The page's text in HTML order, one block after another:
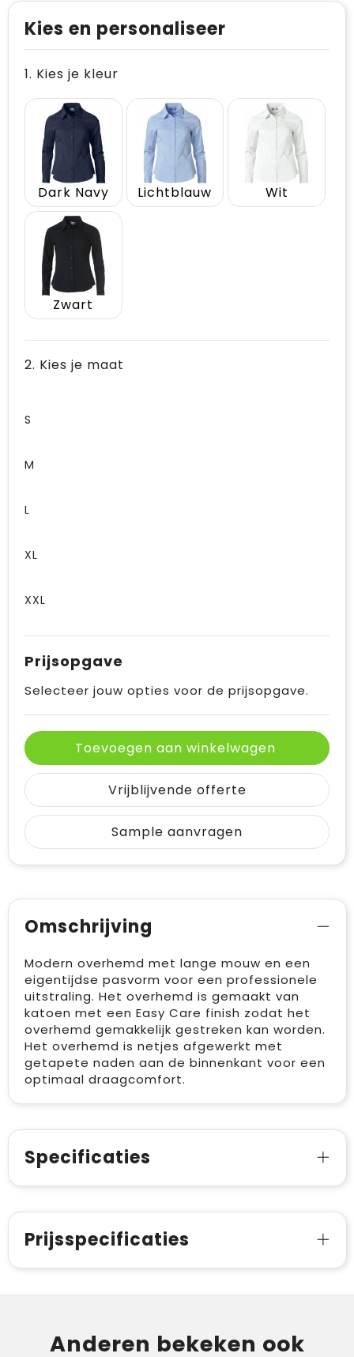
Kies en personaliseer
1. Kies je kleur
Dark Navy Lichtblauw Wit
Zwart
2. Kies je maat
S
M
L
XL
XXL
Prijsopgave
Selecteer jouw opties voor de prijsopgave.
Toevoegen aan winkelwagen
Vrijblijvende offerte
Sample aanvragen
Omschrijving
Modern overhemd met lange mouw en een
eigentijdse pasvorm voor een professionele
uitstraling. Het overhemd is gemaakt van
katoen met een Easy Care finish zodat het
overhemd gemakkelijk gestreken kan worden.
Het overhemd is netjes afgewerkt met
getapete naden aan de binnenkant voor een
optimaal draagcomfort.
Specificaties
Prijsspecificaties
Anderen bekeken ook